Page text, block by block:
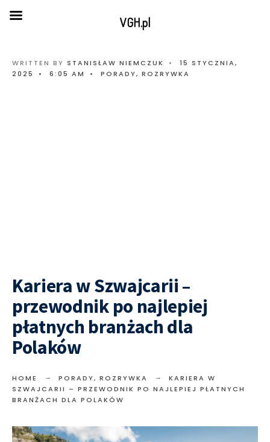
WRITTEN BY STANISŁAW NIEMCZUK •
15 STYCZNIA,
2025
• 6:05 AM • PORADY, ROZRYWKA
Kariera w Szwajcarii –
przewodnik po najlepiej
płatnych branżach dla
Polaków
HOME PORADY, ROZRYWKA
KARIERA W
SZWAJCARII – PRZEWODNIK PO NAJLEPIEJ PŁATNYCH
BRANŻACH DLA POLAKÓW
VGH.pl